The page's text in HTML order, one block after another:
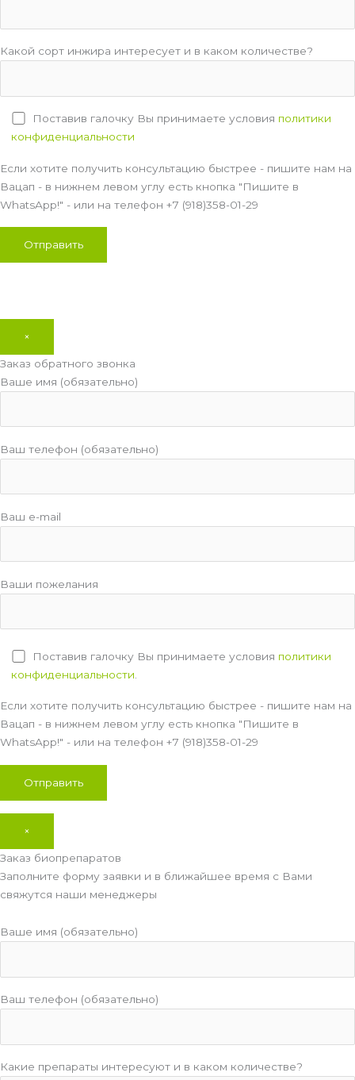
Какой сорт инжира интересует и в каком количестве?
Поставив галочку Вы принимаете условия политики
конфиденциальности
Если хотите получить консультацию быстрее - пишите нам на
Вацап - в нижнем левом углу есть кнопка "Пишите в
WhatsApp!" - или на телефон +7 (918)358-01-29
×
Заказ обратного звонка
Ваше имя (обязательно)
Ваш телефон (обязательно)
Ваш e-mail
Ваши пожелания
Поставив галочку Вы принимаете условия политики
конфиденциальности
Если хотите получить консультацию быстрее - пишите нам на
Вацап - в нижнем левом углу есть кнопка "Пишите в
WhatsApp!" - или на телефон +7 (918)358-01-29
×
Заказ биопрепаратов
Заполните форму заявки и в ближайшее время с Вами
свяжутся наши менеджеры
Ваше имя (обязательно)
Ваш телефон (обязательно)
Какие препараты интересуют и в каком количестве?